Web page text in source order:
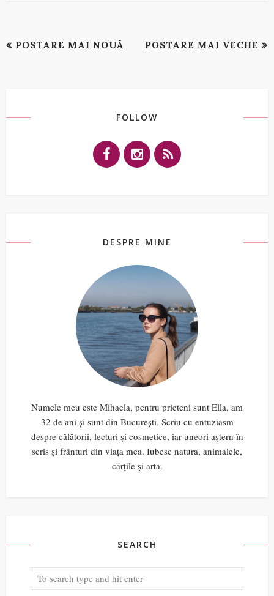
POSTARE MAI NOUĂ POSTARE MAI VECHE
FOLLOW
DESPRE MINE
Numele meu este Mihaela, pentru prieteni sunt Ella, am
32 de ani și sunt din București. Scriu cu entuziasm
despre călătorii, lecturi și cosmetice, iar uneori aștern în
scris și frânturi din viața mea. Iubesc natura, animalele,
cărțile și arta.
SEARCH